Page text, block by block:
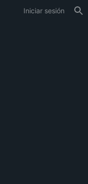
Iniciar sesión